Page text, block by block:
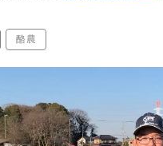
酪農